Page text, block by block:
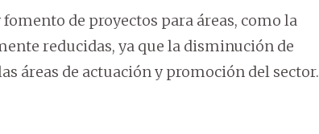
de proyectos para áreas, como la
reducidas, ya que la disminución de
áreas de actuación y promoción del sector.